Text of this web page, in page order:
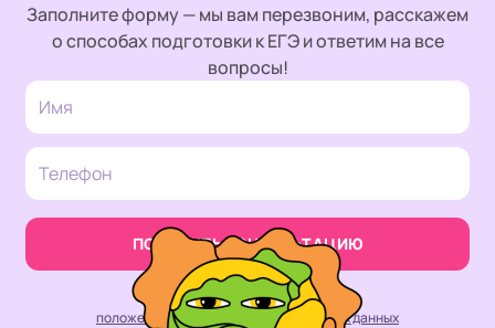
Заполните форму — мы вам перезвоним, расскажем
о способах подготовки к ЕГЭ и ответим на все
вопросы!
ПОЛУЧИТЬ КОНСУЛЬТАЦИЮ
Нажимая кнопку, вы принимаете
положение об обработке персональных данных